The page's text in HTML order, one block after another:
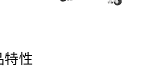
特性